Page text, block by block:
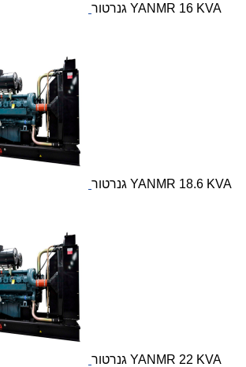
גנרטור YANMR 16 KVA
גנרטור YANMR 18.6 KVA
גנרטור YANMR 22 KVA